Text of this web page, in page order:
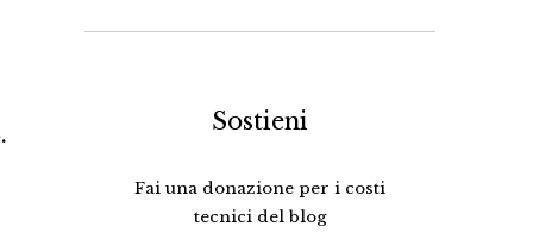
Sostieni
Fai una donazione per i costi
tecnici del blog